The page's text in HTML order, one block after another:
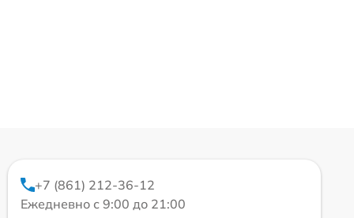
+7 (861) 212-36-12
Ежедневно с 9:00 до 21:00